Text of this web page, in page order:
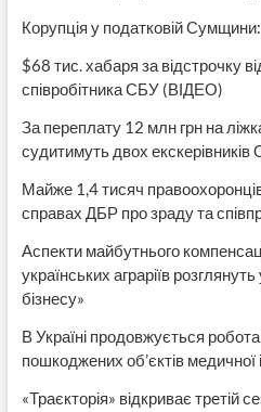
Корупція у податковій Сумщини:
$68 тис. хабаря за відстрочку
співробітника СБУ (ВІДЕО)
За переплату 12 млн грн на
судитимуть двох
Майже 1,4 тисяч
справах ДБР про зраду та
Аспекти майбутнього
українських аграріїв
бізнесу»
В Україні продовжується
пошкоджених об’єктів медичної
«Траєкторія» відкриває третій